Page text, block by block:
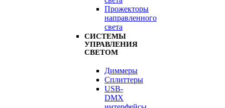
Прожекторы
направленного
света
СИСТЕМЫ
УПРАВЛЕНИЯ
СВЕТОМ
Диммеры
Сплиттеры
USB-
DMX